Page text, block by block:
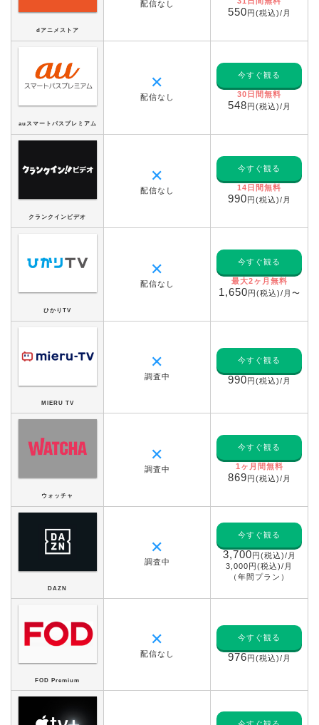
dアニメストア
配信なし
550円(税込)/月
auスマートパスプレミアム
✕
配信なし
今すぐ観る
30日間無料
548円(税込)/月
クランクインビデオ
✕
配信なし
今すぐ観る
14日間無料
990円(税込)/月
ひかりTV
✕
配信なし
今すぐ観る
最大2ヶ月無料
1,650円(税込)/月〜
MIERU TV
✕
調査中
今すぐ観る
990円(税込)/月
ウォッチャ
✕
調査中
今すぐ観る
1ヶ月間無料
869円(税込)/月
DAZN
✕
調査中
今すぐ観る
3,700円(税込)/月
3,000円(税込)/月
（年間プラン）
FOD Premium
✕
配信なし
今すぐ観る
976円(税込)/月